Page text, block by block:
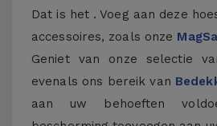
Dat is het . Voeg aan deze
accessoires, zoals onze
Geniet van onze selectie
evenals ons bereik van
aan uw behoeften